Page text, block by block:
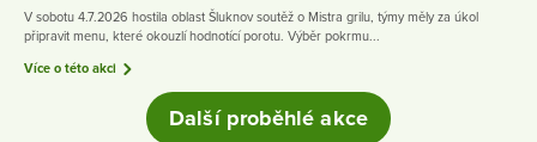
V sobotu 4.7.2026 hostila oblast Šluknov soutěž o Mistra grilu, týmy měly za úkol
připravit menu, které okouzlí hodnotící porotu. Výběr pokrmu...
Více o této akci
Další proběhlé akce